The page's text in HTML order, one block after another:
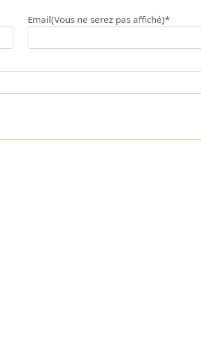
Email(Vous ne serez pas affiché)*